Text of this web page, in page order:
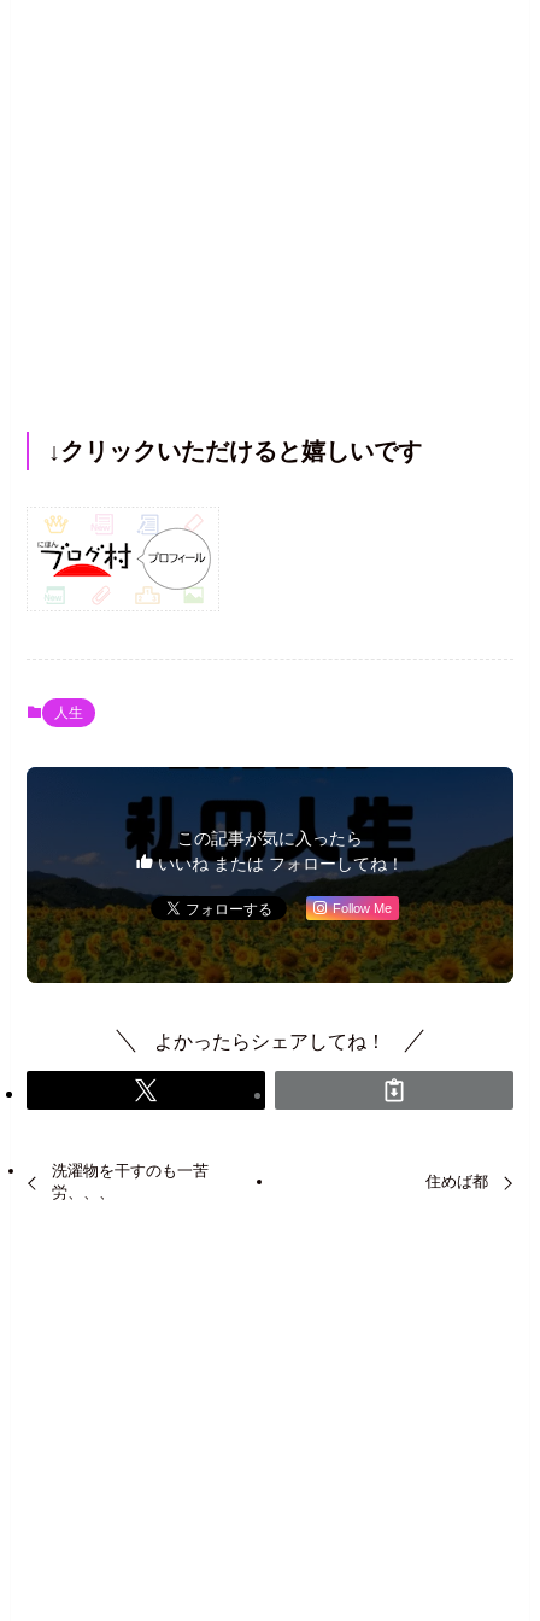
↓クリックいただけると嬉しいです
人生
この記事が気に入ったら
いいね または フォローしてね！
Follow Me
よかったらシェアしてね！
洗濯物を干すのも一苦
労、、、
住めば都